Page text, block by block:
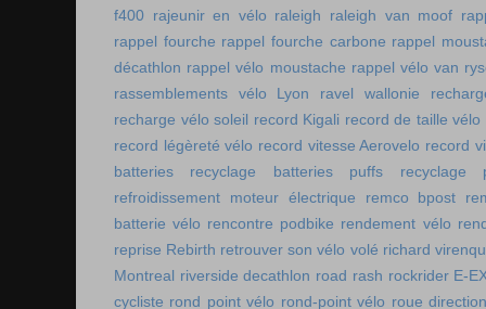
f400 rajeunir en vélo raleigh raleigh van moof
rappel fourche rappel fourche carbone rappel
décathlon rappel vélo moustache rappel vélo van
rassemblements vélo Lyon
ravel wallonie
recharge vélo soleil record Kigali record de taille vélo
record légèreté vélo record vitesse Aerovelo record
batteries
recyclage batteries puffs
recyclage
refroidissement moteur électrique
remco bpost
batterie vélo rencontre podbike rendement vélo
reprise Rebirth retrouver son vélo volé richard
Montreal riverside decathlon road rash rockrider E-
cycliste rond point vélo rond-point vélo roue